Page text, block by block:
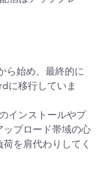
ら始め、最終的に
に移行していま
インストールやプ
プロード帯域の心
を肩代わりしてく